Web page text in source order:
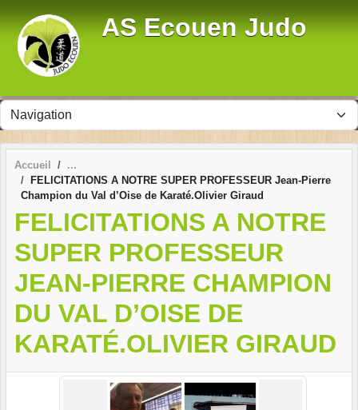
AS Ecouen Judo
Accueil
FELICITATIONS A NOTRE SUPER PROFESSEUR Jean-Pierre
Champion du Val d’Oise de Karaté.Olivier Giraud
FELICITATIONS A NOTRE
SUPER PROFESSEUR
JEAN-PIERRE CHAMPION
DU VAL D’OISE DE
KARATÉ.OLIVIER GIRAUD